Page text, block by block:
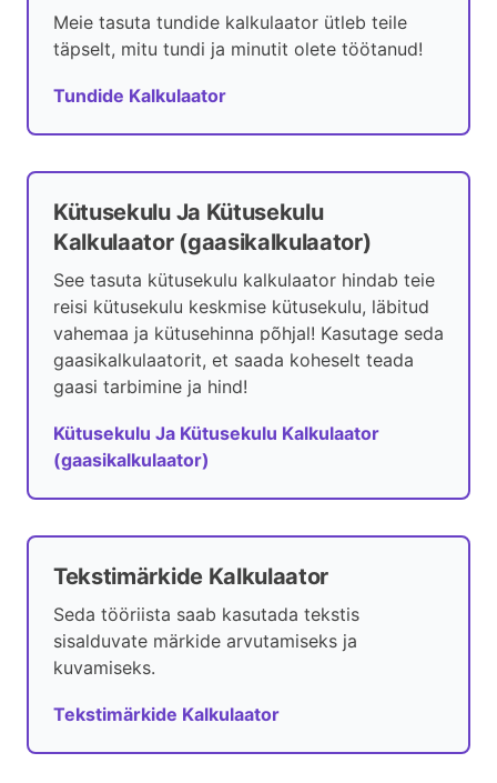
Meie tasuta tundide kalkulaator ütleb teile
täpselt, mitu tundi ja minutit olete töötanud!
Tundide Kalkulaator
Kütusekulu Ja Kütusekulu
Kalkulaator (gaasikalkulaator)
See tasuta kütusekulu kalkulaator hindab teie
reisi kütusekulu keskmise kütusekulu, läbitud
vahemaa ja kütusehinna põhjal! Kasutage seda
gaasikalkulaatorit, et saada koheselt teada
gaasi tarbimine ja hind!
Kütusekulu Ja Kütusekulu Kalkulaator
(gaasikalkulaator)
Tekstimärkide Kalkulaator
Seda tööriista saab kasutada tekstis
sisalduvate märkide arvutamiseks ja
kuvamiseks.
Tekstimärkide Kalkulaator